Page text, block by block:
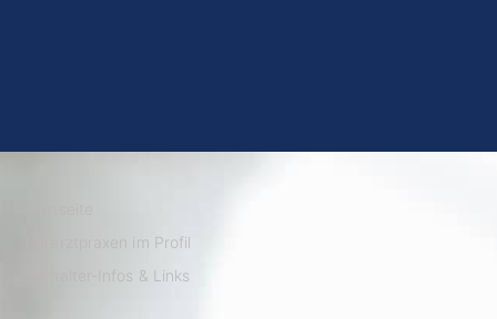
Tierarztpraxen im Profil
Tierhalter-Infos & Links